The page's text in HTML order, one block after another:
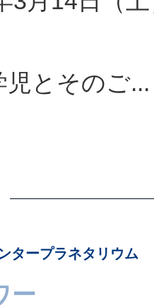
児とそのご...
タープラネタリウム
ー